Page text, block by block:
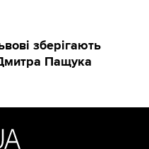
зберігають
Пащука